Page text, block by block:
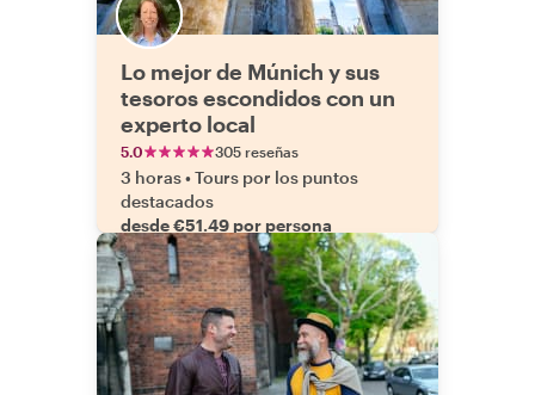
Lo mejor de Múnich y sus
tesoros escondidos con un
experto local
5.0 305 reseñas
3 horas•Tours por los puntos
destacados
desde €51.49 por persona